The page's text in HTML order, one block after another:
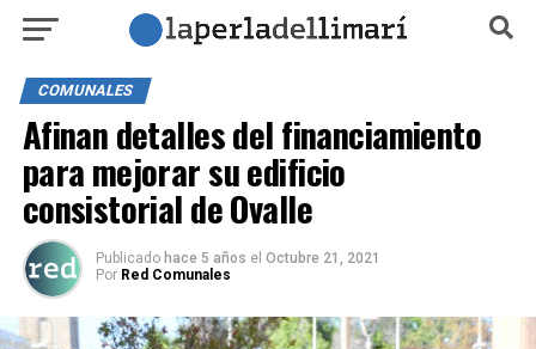
COMUNALES
Afinan detalles del financiamiento
para mejorar su edificio
consistorial de Ovalle
Publicado hace 5 años el Octubre 21, 2021
Por Red Comunales